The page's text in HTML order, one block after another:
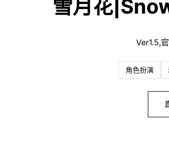
雪月花
Ver1.5,
角色扮演